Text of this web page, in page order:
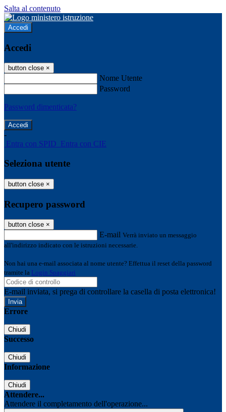
Salta al contenuto
Accedi
Accedi
button close ×
Nome Utente
Password
Password dimenticata?
-
Entra con SPID Entra con CIE
Seleziona utente
button close ×
Recupero password
button close ×
E-mail Verrà inviato un messaggio
all'indirizzo indicato con le istruzioni necessarie.
Non hai una e-mail associata al nome utente? Effettua il reset della password
tramite la Login Spaggiari
E-mail inviata, si prega di controllare la casella di posta elettronica!
Errore
Chiudi
Successo
Chiudi
Informazione
Chiudi
Attendere...
Attendere il completamento dell'operazione...